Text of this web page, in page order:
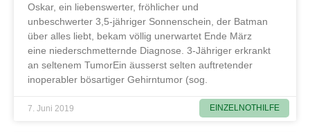
EINZELNOTHILFE
Oskar, ein liebenswerter, fröhlicher und
unbeschwerter 3,5-jähriger Sonnenschein, der Batman
über alles liebt, bekam völlig unerwartet Ende März
eine niederschmetternde Diagnose. 3-Jähriger erkrankt
an seltenem TumorEin äusserst selten auftretender
inoperabler bösartiger Gehirntumor (sog.
7. Juni 2019